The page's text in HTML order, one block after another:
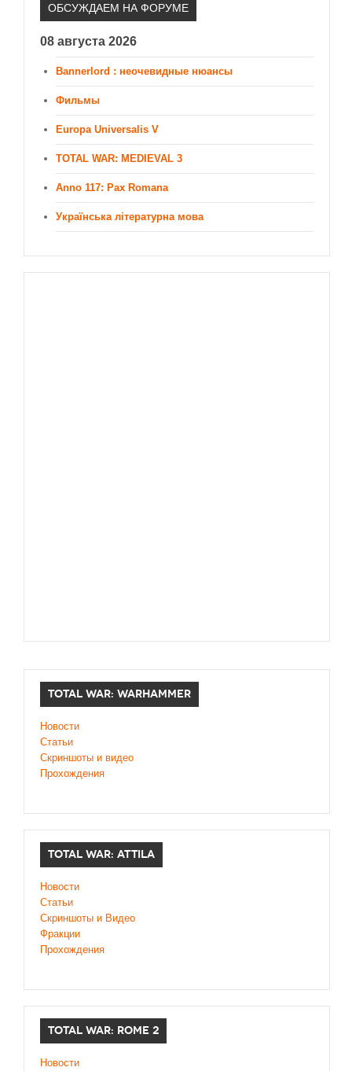
ОБСУЖДАЕМ НА ФОРУМЕ
08 августа 2026
Bannerlord : неочевидные нюансы
Фильмы
Europa Universalis V
TOTAL WAR: MEDIEVAL 3
Anno 117: Pax Romana
Українська літературна мова
TOTAL WAR: WARHAMMER
Новости
Статьи
Скриншоты и видео
Прохождения
TOTAL WAR: ATTILA
Новости
Статьи
Скриншоты и Видео
Фракции
Прохождения
TOTAL WAR: ROME 2
Новости